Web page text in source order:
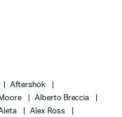
Aftershok
Alberto Breccia
Alex Ross